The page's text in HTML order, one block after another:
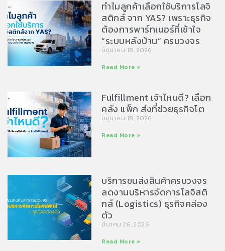
ทำไมลูกค้าเลือกใช้บริการโลจิ
สติกส์ จาก YAS? เพราะธุรกิจ
ต้องการพาร์ทเนอร์ที่เข้าใจ
“ระบบหลังบ้าน” ครบวงจร
มิถุนายน 18, 2026
Read More »
Fulfillment เจ้าไหนดี? เลือก
คลัง แพ็ก ส่งที่ช่วยธุรกิจโต
มิถุนายน 18, 2026
Read More »
บริการขนส่งสินค้าครบวงจร
ลดงานบริหารจัดการโลจิสติ
กส์ (Logistics) ธุรกิจคล่อง
ตัว
มีนาคม 26, 2026
Read More »